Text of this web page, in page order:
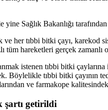
Sağlık Bakanlığı
ve her tıbbi bitki çayı,
tüm hareketleri gerçek zamanlı
istenen tıbbi bitki
Böylelikle tıbbi bitki
ve farmakope
şartı getirildi